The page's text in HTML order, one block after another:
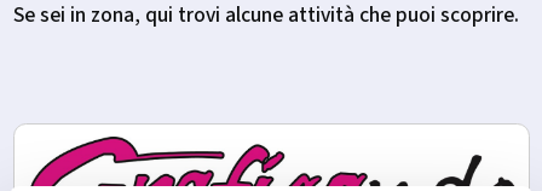
Se sei in zona, qui trovi alcune attività che puoi scoprire.